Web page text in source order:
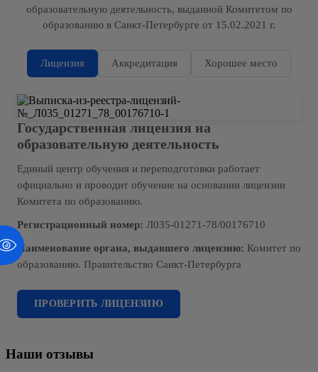
образовательную деятельность, выданной Комитетом по
образованию в Санкт-Петербурге от 15.02.2021 г.
Лицензия Аккредитация Хорошее место
Государственная лицензия на
образовательную деятельность
Единый центр обучения и переподготовки работает
официально и проводит обучение на основании лицензии
Комитета по образованию.
Регистрационный номер: Л035-01271-78/00176710
Наименование органа, выдавшего лицензию: Комитет по
образованию. Правительство Санкт-Петербурга
ПРОВЕРИТЬ ЛИЦЕНЗИЮ
Наши отзывы